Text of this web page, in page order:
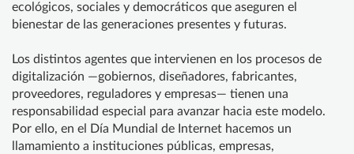
ecológicos, sociales y democráticos que aseguren el
bienestar de las generaciones presentes y futuras.
Los distintos agentes que intervienen en los procesos de
digitalización —gobiernos, diseñadores, fabricantes,
proveedores, reguladores y empresas— tienen una
responsabilidad especial para avanzar hacia este modelo.
Por ello, en el Día Mundial de Internet hacemos un
llamamiento a instituciones públicas, empresas,